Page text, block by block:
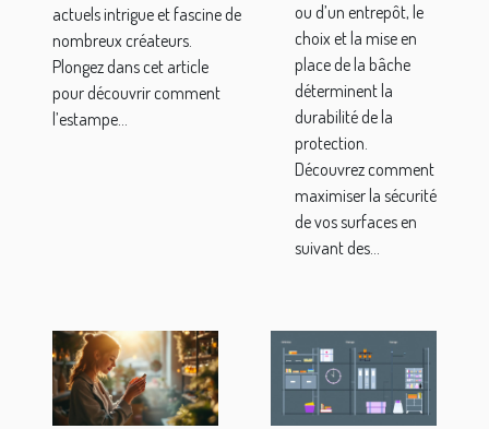
actuels intrigue et fascine de
nombreux créateurs.
Plongez dans cet article
pour découvrir comment
l’estampe...
ou d’un entrepôt, le
choix et la mise en
place de la bâche
déterminent la
durabilité de la
protection.
Découvrez comment
maximiser la sécurité
de vos surfaces en
suivant des...